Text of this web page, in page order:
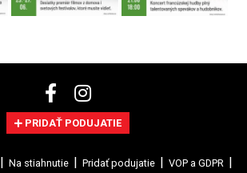
PRIDAŤ PODUJATIE
Na stiahnutie Pridať podujatie VOP a GDPR